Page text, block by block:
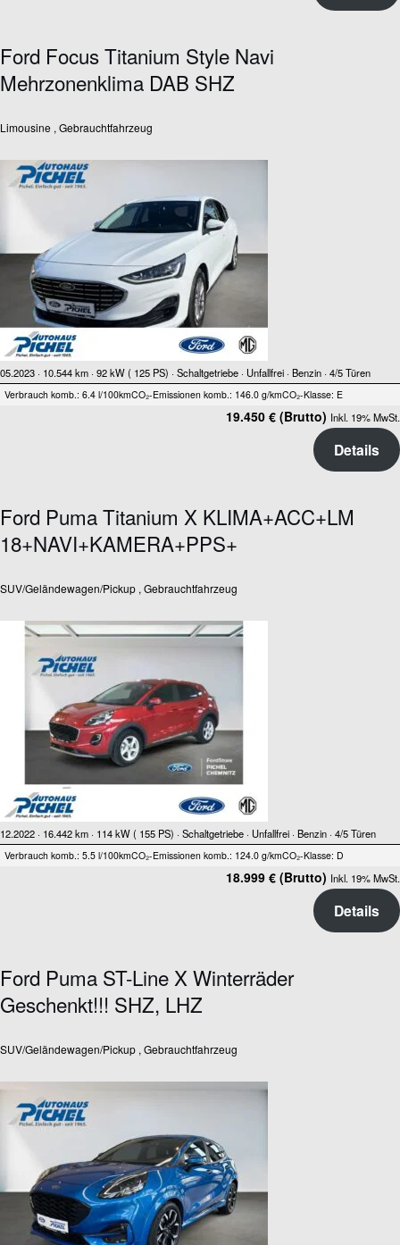
Ford Focus Titanium Style Navi
Mehrzonenklima DAB SHZ
Limousine , Gebrauchtfahrzeug
05.2023 · 10.544 km · 92 kW ( 125 PS) · Schaltgetriebe · Unfallfrei · Benzin · 4/5 Türen
Verbrauch komb.: 6.4 l/100kmCO₂-Emissionen komb.: 146.0 g/kmCO₂-Klasse: E
19.450 € (Brutto) Inkl. 19% MwSt.
Details
Ford Puma Titanium X KLIMA+ACC+LM
18+NAVI+KAMERA+PPS+
SUV/Geländewagen/Pickup , Gebrauchtfahrzeug
12.2022 · 16.442 km · 114 kW ( 155 PS) · Schaltgetriebe · Unfallfrei · Benzin · 4/5 Türen
Verbrauch komb.: 5.5 l/100kmCO₂-Emissionen komb.: 124.0 g/kmCO₂-Klasse: D
18.999 € (Brutto) Inkl. 19% MwSt.
Details
Ford Puma ST-Line X Winterräder
Geschenkt!!! SHZ, LHZ
SUV/Geländewagen/Pickup , Gebrauchtfahrzeug